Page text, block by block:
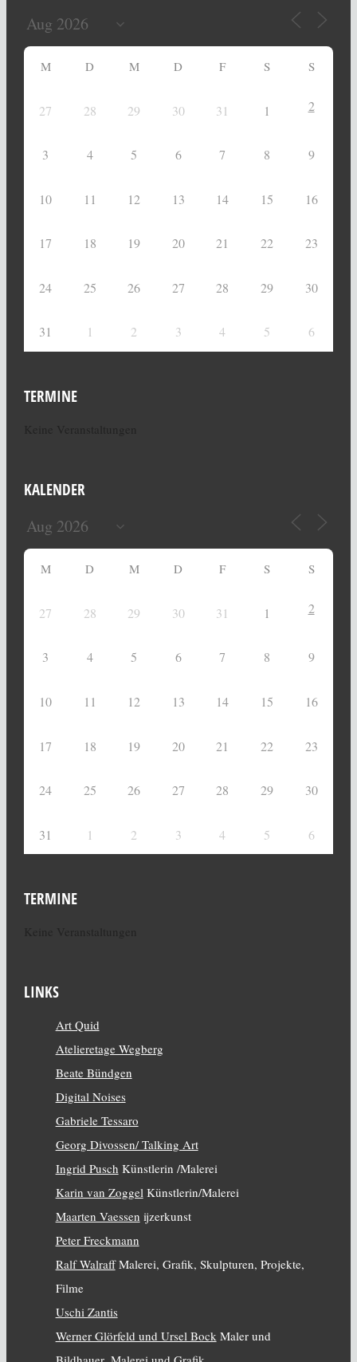
M D M D F S S
27 28 29 30 31 1 2
3 4 5 6 7 8 9
10 11 12 13 14 15 16
17 18 19 20 21 22 23
24 25 26 27 28 29 30
31 1 2 3 4 5 6
TERMINE
KALENDER
M D M D F S S
27 28 29 30 31 1 2
3 4 5 6 7 8 9
10 11 12 13 14 15 16
17 18 19 20 21 22 23
24 25 26 27 28 29 30
31 1 2 3 4 5 6
TERMINE
LINKS
Art Quid
Atelieretage Wegberg
Beate Bündgen
Digital Noises
Gabriele Tessaro
Georg Divossen/ Talking Art
Ingrid Pusch Künstlerin /Malerei
Karin van ZoggelKünstlerin/Malerei
Maarten Vaessen ijzerkunst
Peter Freckmann
Ralf WalraffMalerei, Grafik, Skulpturen, Projekte,
Filme
Uschi Zantis
Werner Glörfeld und Ursel BockMaler und